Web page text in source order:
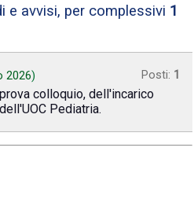
e avvisi, per complessivi 1
2026) Posti: 1
colloquio, dell'incarico
Pediatria.